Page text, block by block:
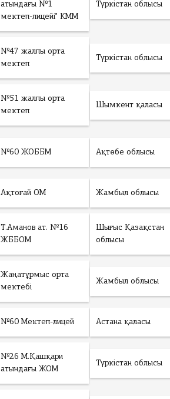
атындағы №1
мектеп-лицейі" КММ
Түркістан облысы
№47 жалпы орта
мектеп
Түркістан облысы
№51 жалпы орта
мектеп
Шымкент қаласы
№60 ЖОББМ Ақтөбе облысы
Ақтоғай ОМ Жамбыл облысы
Т.Аманов ат. №16
ЖББОМ
Шығыс Қазақстан
облысы
Жаңатұрмыс орта
мектебі
Жамбыл облысы
№60 Мектеп-лицей Астана қаласы
№26 М.Қашқари
атындағы ЖОМ
Түркістан облысы